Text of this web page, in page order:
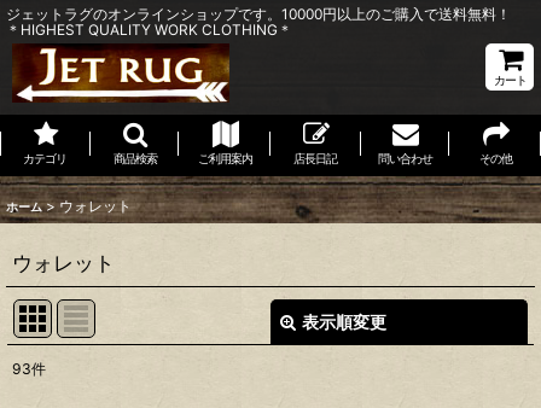
ジェットラグのオンラインショップです。10000円以上のご購入で送料無料！
＊HIGHEST QUALITY WORK CLOTHING＊
カート
カテゴリ 商品検索 ご利用案内 店長日記 問い合わせ その他
ホーム > ウォレット
ウォレット
表示順変更
93件